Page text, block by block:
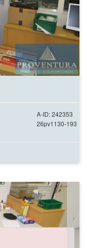
A-ID: 242353
26pv1130-193